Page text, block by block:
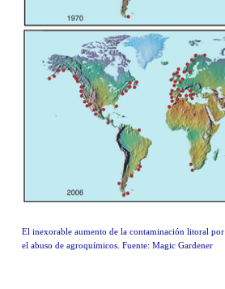
El inexorable aumento de la contaminación litoral por
el abuso de agroquímicos. Fuente: Magic Gardener